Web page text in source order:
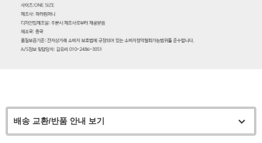
배송 교환/반품 안내 보기